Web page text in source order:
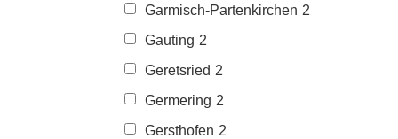
Garmisch-Partenkirchen 2
Gauting 2
Geretsried 2
Germering 2
Gersthofen 2